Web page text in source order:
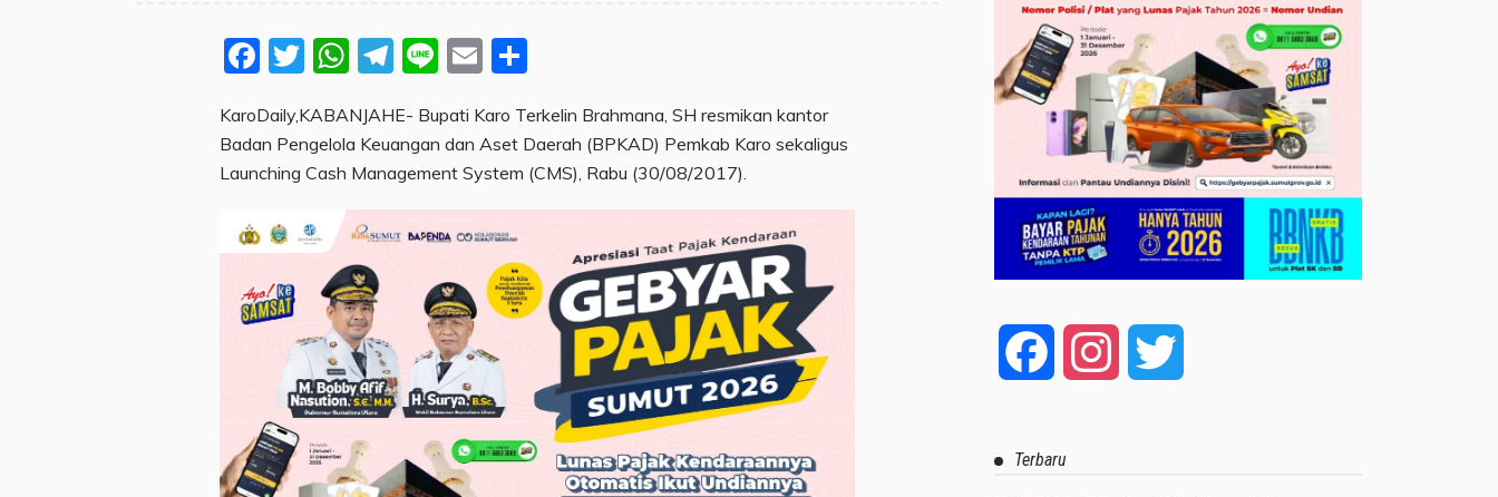
Facebook
Twitter
WhatsApp
Telegram
LineEmail
KaroDaily,KABANJAHE- Bupati Karo Terkelin Brahmana, SH resmikan kantor
Badan Pengelola Keuangan dan Aset Daerah (BPKAD) Pemkab Karo sekaligus
Launching Cash Management System (CMS), Rabu (30/08/2017).
Facebook Instagram
Terbaru